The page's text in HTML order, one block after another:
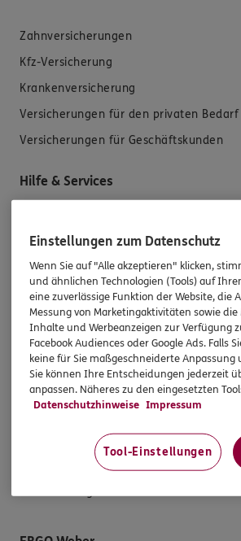
Zahnversicherungen
Kfz-Versicherung
Krankenversicherung
Versicherungen für den privaten Bedarf
Versicherungen für Geschäftskunden
Hilfe & Services
Schaden melden
Erstkontaktinformationen
EU-Offenlegungsvereinbarung
Datenverarbeitung
Das könnte Sie auch interessieren
Einstellungen zum Datenschutz
Wenn Sie auf "Alle akzeptieren" klicken,
und ähnlichen Technologien (Tools) auf
eine zuverlässige Funktion der Website, die
Messung von Marketingaktivitäten sowie
Inhalte und Werbeanzeigen zur Verfügung
Facebook Audiences oder Google Ads. Falls
keine für Sie maßgeschneiderte
Sie können Ihre Entscheidungen jederzeit
anpassen. Näheres zu den eingesetzten
Datenschutzhinweise Impressum
Tool-Einstellungen